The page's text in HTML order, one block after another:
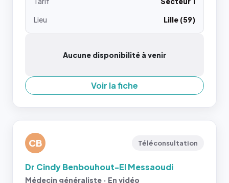
Lieu
Lille (59)
Aucune disponibilité à venir
Voir la fiche
CB Téléconsultation
Dr Cindy Benbouhout-El Messaoudi
Médecin généraliste · En vidéo